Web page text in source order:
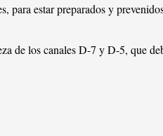
estar preparados y
de los canales D-7 y D-5, que